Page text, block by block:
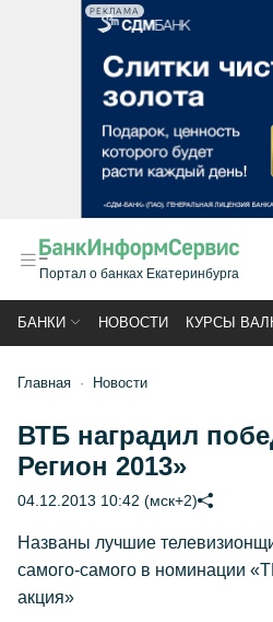
РЕКЛАМА
Портал о банках Екатеринбурга
БАНКИ НОВОСТИ КУРСЫ
Главная Новости
ВТБ наградил
Регион 2013»
04.12.2013 10:42 (мск+2)
Названы лучшие
самого-самого в номинации
акция»